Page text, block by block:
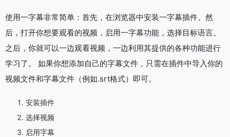
使用一字幕非常简单：首先，在浏览器中安装一字幕插件。然
后，打开你想要观看的视频，启用一字幕功能，选择目标语言。
之后，你就可以一边观看视频，一边利用其提供的各种功能进行
学习了。 如果你想添加自己的字幕文件，只需在插件中导入你的
视频文件和字幕文件（例如.srt格式）即可。
安装插件
选择视频
启用字幕